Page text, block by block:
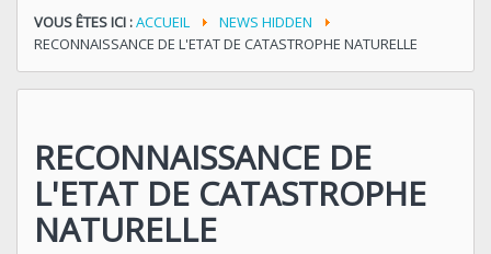
VOUS ÊTES ICI :ACCUEIL
NEWS HIDDEN
RECONNAISSANCE DE L'ETAT DE CATASTROPHE NATURELLE
RECONNAISSANCE DE
L'ETAT DE CATASTROPHE
NATURELLE